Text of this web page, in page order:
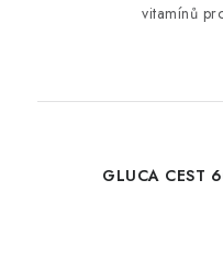
vitamínů
GLUCA CEST